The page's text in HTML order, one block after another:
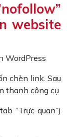
website
WordPress
chèn link. Sau
thanh công cụ
“Trực quan”)